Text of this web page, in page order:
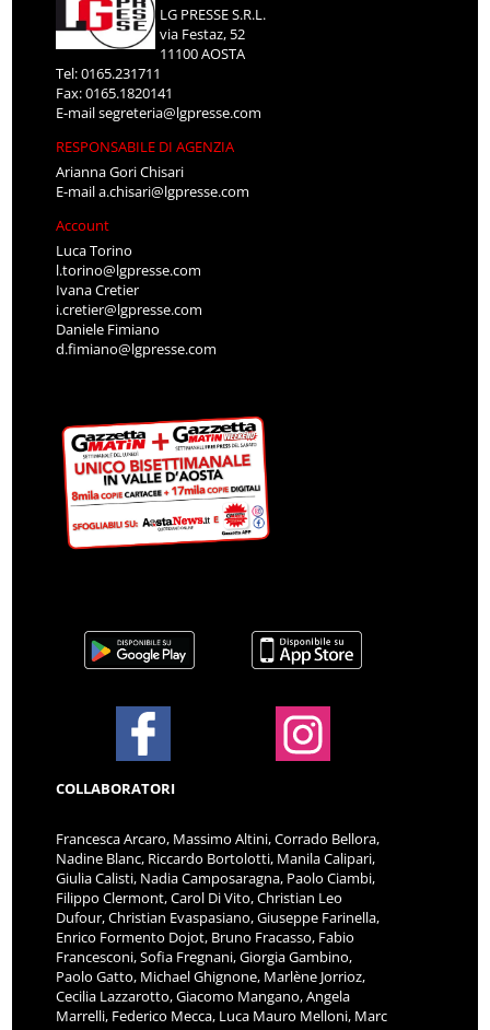
LG PRESSE S.R.L.
via Festaz, 52
11100 AOSTA
Tel: 0165.231711
Fax: 0165.1820141
E-mailsegreteria@lgpresse.com
RESPONSABILE DI AGENZIA
Arianna Gori Chisari
E-maila.chisari@lgpresse.com
Account
Luca Torino
l.torino@lgpresse.com
Ivana Cretier
i.cretier@lgpresse.com
Daniele Fimiano
d.fimiano@lgpresse.com
COLLABORATORI
Francesca Arcaro, Massimo Altini, Corrado Bellora,
Nadine Blanc, Riccardo Bortolotti, Manila Calipari,
Giulia Calisti, Nadia Camposaragna, Paolo Ciambi,
Filippo Clermont, Carol Di Vito, Christian Leo
Dufour, Christian Evaspasiano, Giuseppe Farinella,
Enrico Formento Dojot, Bruno Fracasso, Fabio
Francesconi, Sofia Fregnani, Giorgia Gambino,
Paolo Gatto, Michael Ghignone, Marlène Jorrioz,
Cecilia Lazzarotto, Giacomo Mangano, Angela
Marrelli, Federico Mecca, Luca Mauro Melloni, Marc